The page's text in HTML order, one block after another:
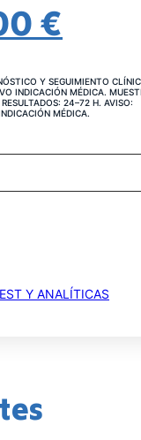
€.
€
Y SEGUIMIENTO
INDICACIÓN MÉDICA.
24–72 H. AVISO:
MÉDICA.
Y ANALÍTICAS